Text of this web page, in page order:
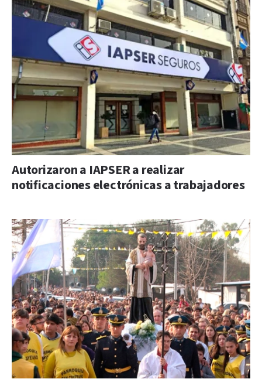
Autorizaron a IAPSER a realizar
notificaciones electrónicas a trabajadores